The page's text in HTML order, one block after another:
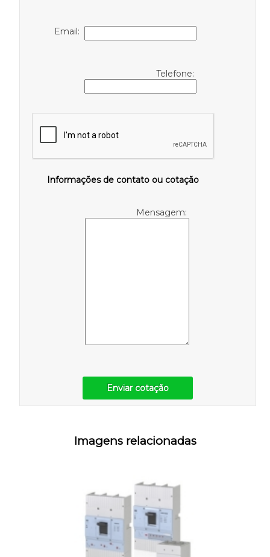
Email:
Telefone:
Informações de contato ou cotação
Mensagem:
Enviar cotação
Imagens relacionadas